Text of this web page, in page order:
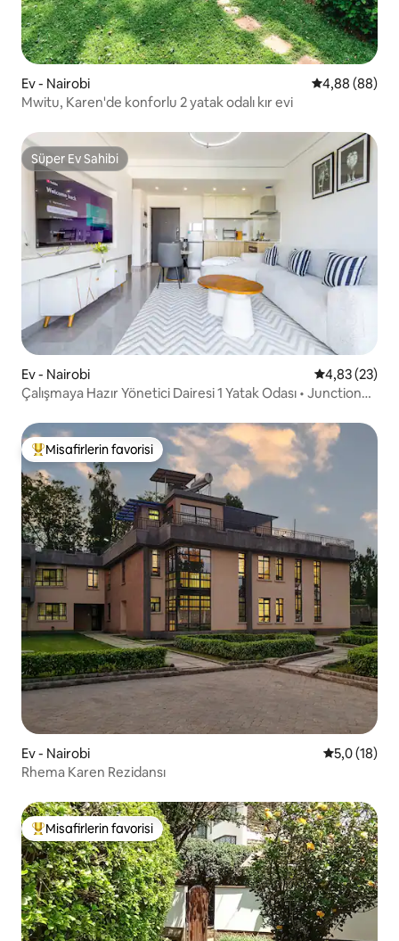
Ev - Nairobi 5 üzerinden
4,88 (88)
Mwitu, Karen'de konforlu 2 yatak odalı kır evi
Süper Ev Sahibi
Süper Ev Sahibi
Ev - Nairobi 5 üzerinden
4,83 (23)
Çalışmaya Hazır Yönetici Dairesi 1 Yatak Odası • Junction
Misafirlerin favorilerinden en beğenilenler arasında
Misafirlerin favorisi
Ev - Nairobi 55,0 (18)
Rhema Karen Rezidansı
Misafirlerin favorilerinden en beğenilenler arasında
Misafirlerin favorisi